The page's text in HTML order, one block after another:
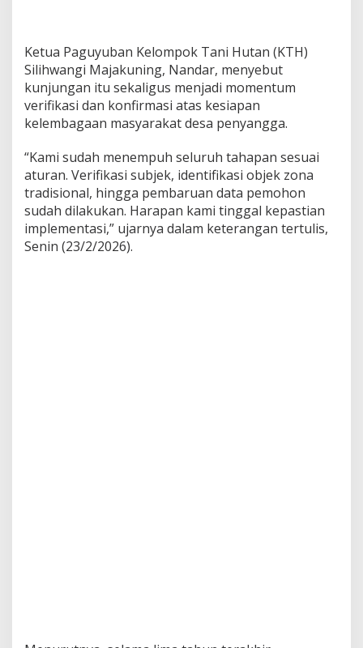
Ketua Paguyuban Kelompok Tani Hutan (KTH)
Silihwangi Majakuning, Nandar, menyebut
kunjungan itu sekaligus menjadi momentum
verifikasi dan konfirmasi atas kesiapan
kelembagaan masyarakat desa penyangga.
“Kami sudah menempuh seluruh tahapan sesuai
aturan. Verifikasi subjek, identifikasi objek zona
tradisional, hingga pembaruan data pemohon
sudah dilakukan. Harapan kami tinggal kepastian
implementasi,” ujarnya dalam keterangan tertulis,
Senin (23/2/2026).